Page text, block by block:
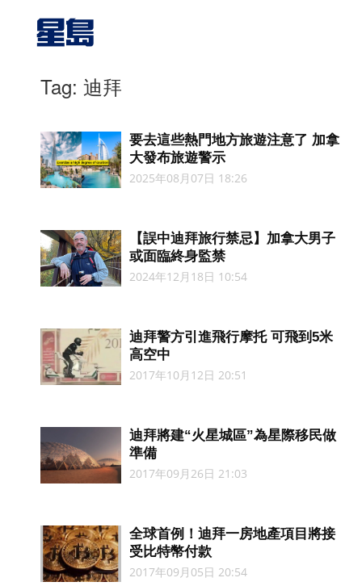
Tag: 迪拜
要去這些熱門地方旅遊注意了 加拿
大發布旅遊警示
2025年08月07日 18:26
【誤中迪拜旅行禁忌】加拿大男子
或面臨終身監禁
2024年12月18日 10:54
迪拜警方引進飛行摩托 可飛到5米
高空中
2017年10月12日 20:51
迪拜將建“火星城區”為星際移民做
準備
2017年09月26日 21:03
全球首例！迪拜一房地產項目將接
受比特幣付款
2017年09月05日 20:54